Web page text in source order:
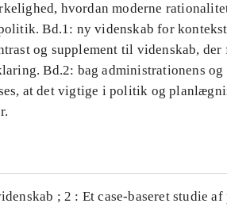
hvordan moderne
Bd.1: ny videnskab for
og supplement til videnskab, der
Bd.2: bag administrationens og
at det vigtige i politik og
; 2 : Et case-baseret studie